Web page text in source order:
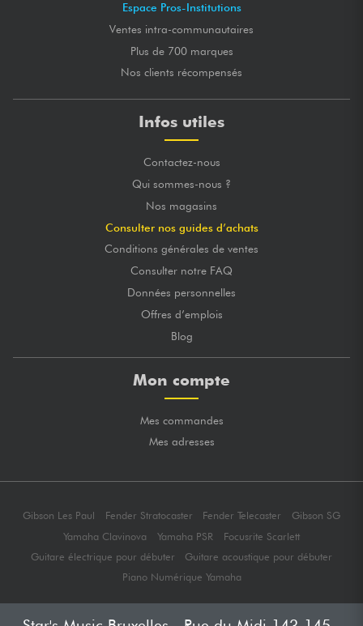
Espace Pros-Institutions
Ventes intra-communautaires
Plus de 700 marques
Nos clients récompensés
Infos utiles
Contactez-nous
Qui sommes-nous ?
Nos magasins
Consulter nos guides d’achats
Conditions générales de ventes
Consulter notre FAQ
Données personnelles
Offres d’emplois
Blog
Mon compte
Mes commandes
Mes adresses
Gibson Les Paul Fender Stratocaster Fender Telecaster
Gibson SG
Yamaha Clavinova
Yamaha PSR
Focusrite Scarlett
Guitare électrique pour débuter
Guitare acoustique pour débuter
Piano Numérique Yamaha